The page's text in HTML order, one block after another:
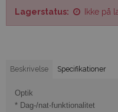
Lagerstatus: Ikke på
Beskrivelse Specifikationer
Optik
* Dag-/nat-funktionalitet